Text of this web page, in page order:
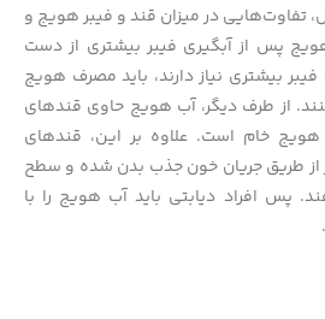
تفاوت‌هایی در میزان قند و فیبر هویج و
پس از آبگیری فیبر بیشتری از دست
بیشتری نیاز دارند، باید مصرف هویج
از طرف دیگر، آب هویج حاوی قندهای
خام است. علاوه بر این، قندهای
از طریق جریان خون جذب بدن شده و سطح
پس افراد دیابتی باید آب هویج را با